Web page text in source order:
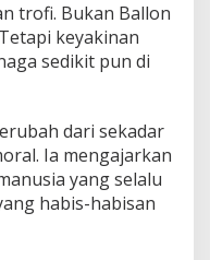
trofi. Bukan Ballon
keyakinan
sedikit pun di
dari sekadar
Ia mengajarkan
yang selalu
habis-habisan